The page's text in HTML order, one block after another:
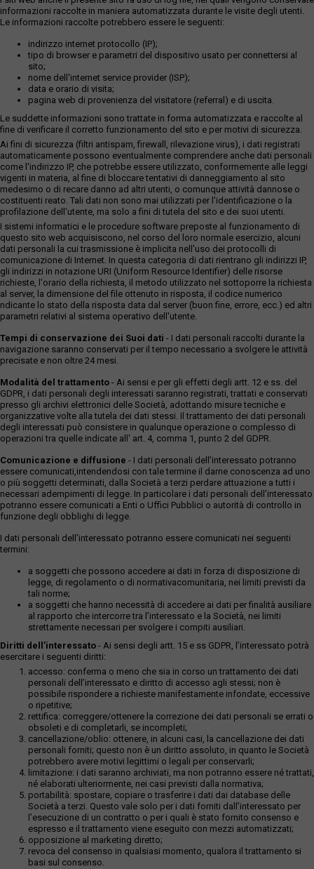
informazioni raccolte in maniera automatizzata durante le visite degli utenti.
Le informazioni raccolte potrebbero essere le seguenti:
indirizzo internet protocollo (IP);
tipo di browser e parametri del dispositivo usato per connettersi al
sito;
nome dell'internet service provider (ISP);
data e orario di visita;
pagina web di provenienza del visitatore (referral) e di uscita.
Le suddette informazioni sono trattate in forma automatizzata e raccolte al
fine di verificare il corretto funzionamento del sito e per motivi di sicurezza.
Ai fini di sicurezza (filtri antispam, firewall, rilevazione virus), i dati registrati
automaticamente possono eventualmente comprendere anche dati personali
come l'indirizzo IP, che potrebbe essere utilizzato, conformemente alle leggi
vigenti in materia, al fine di bloccare tentativi di danneggiamento al sito
medesimo o di recare danno ad altri utenti, o comunque attività dannose o
costituenti reato. Tali dati non sono mai utilizzati per l'identificazione o la
profilazione dell'utente, ma solo a fini di tutela del sito e dei suoi utenti.
I sistemi informatici e le procedure software preposte al funzionamento di
questo sito web acquisiscono, nel corso del loro normale esercizio, alcuni
dati personali la cui trasmissione è implicita nell'uso dei protocolli di
comunicazione di Internet. In questa categoria di dati rientrano gli indirizzi IP,
gli indirizzi in notazione URI (Uniform Resource Identifier) delle risorse
richieste, l'orario della richiesta, il metodo utilizzato nel sottoporre la richiesta
al server, la dimensione del file ottenuto in risposta, il codice numerico
ndicante lo stato della risposta data dal server (buon fine, errore, ecc.) ed altri
parametri relativi al sistema operativo dell'utente.
Tempi di conservazione dei Suoi dati - I dati personali raccolti durante la
navigazione saranno conservati per il tempo necessario a svolgere le attività
precisate e non oltre 24 mesi.
Modalità del trattamento - Ai sensi e per gli effetti degli artt. 12 e ss. del
GDPR, i dati personali degli interessati saranno registrati, trattati e conservati
presso gli archivi elettronici delle Società, adottando misure tecniche e
organizzative volte alla tutela dei dati stessi. Il trattamento dei dati personali
degli interessati può consistere in qualunque operazione o complesso di
operazioni tra quelle indicate all' art. 4, comma 1, punto 2 del GDPR.
Comunicazione e diffusione - I dati personali dell’interessato potranno
essere comunicati,intendendosi con tale termine il darne conoscenza ad uno
o più soggetti determinati, dalla Società a terzi perdare attuazione a tutti i
necessari adempimenti di legge. In particolare i dati personali dell’interessato
potranno essere comunicati a Enti o Uffici Pubblici o autorità di controllo in
funzione degli obblighi di legge.
I dati personali dell’interessato potranno essere comunicati nei seguenti
termini:
a soggetti che possono accedere ai dati in forza di disposizione di
legge, di regolamento o di normativacomunitaria, nei limiti previsti da
tali norme;
a soggetti che hanno necessità di accedere ai dati per finalità ausiliare
al rapporto che intercorre tra l’interessato e la Società, nei limiti
strettamente necessari per svolgere i compiti ausiliari.
Diritti dell’interessato - Ai sensi degli artt. 15 e ss GDPR, l’interessato potrà
esercitare i seguenti diritti:
accesso: conferma o meno che sia in corso un trattamento dei dati
personali dell’interessato e diritto di accesso agli stessi; non è
possibile rispondere a richieste manifestamente infondate, eccessive
o ripetitive;
rettifica: correggere/ottenere la correzione dei dati personali se errati o
obsoleti e di completarli, se incompleti;
cancellazione/oblio: ottenere, in alcuni casi, la cancellazione dei dati
personali forniti; questo non è un diritto assoluto, in quanto le Società
potrebbero avere motivi legittimi o legali per conservarli;
limitazione: i dati saranno archiviati, ma non potranno essere né trattati,
né elaborati ulteriormente, nei casi previsti dalla normativa;
portabilità: spostare, copiare o trasferire i dati dai database delle
Società a terzi. Questo vale solo per i dati forniti dall’interessato per
l’esecuzione di un contratto o per i quali è stato fornito consenso e
espresso e il trattamento viene eseguito con mezzi automatizzati;
opposizione al marketing diretto;
revoca del consenso in qualsiasi momento, qualora il trattamento si
basi sul consenso.